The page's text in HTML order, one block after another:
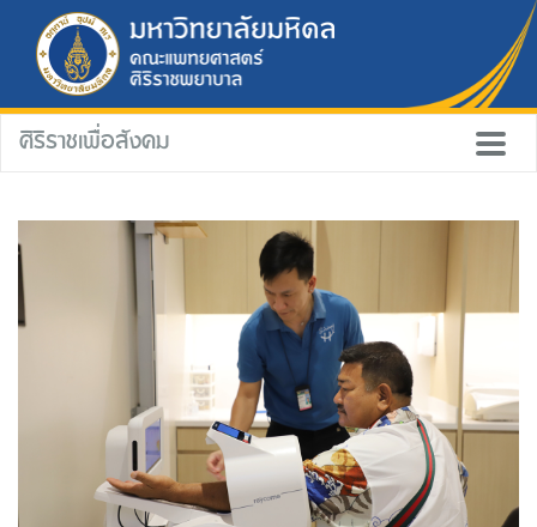
ศิริราชเพื่อสังคม